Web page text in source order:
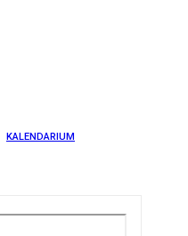
KALENDARIUM